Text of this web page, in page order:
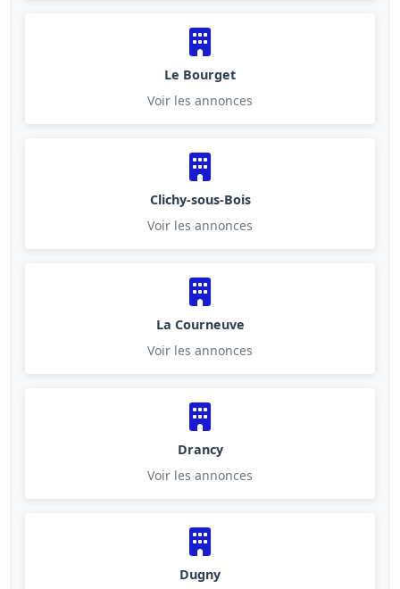
Le Bourget
Voir les annonces
Clichy-sous-Bois
Voir les annonces
La Courneuve
Voir les annonces
Drancy
Voir les annonces
Dugny